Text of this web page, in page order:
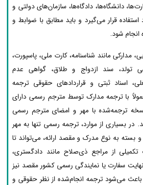
دانشگاه‌ها، دادگاه‌ها، سازمان‌های دولتی و
استفاده قرار می‌گیرد و باید مطابق با ضوابط و
انجام شود.
مدارکی مانند شناسنامه، کارت ملی، پاسپورت،
تولد، سند ازدواج و طلاق، گواهی عدم
اسناد ثبتی و قراردادهای حقوقی ترجمه
با ترجمه مدارک توسط مترجم رسمی دارای
ترجمه‌شده با مهر و امضای مترجم رسمی
در بسیاری از موارد، ترجمه رسمی تنها به مهر
به نوع مدرک و مقصد ارائه، می‌تواند تا
تکمیلی از مراجع ذی‌صلاح مانند دادگستری،
سفارت یا نمایندگی رسمی کشور مقصد نیز
باعث می‌شود ترجمه انجام‌شده از نظر حقوقی و